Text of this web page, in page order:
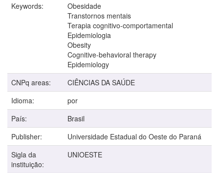
Keywords:
Obesidade
Transtornos mentais
Terapia cognitivo-comportamental
Epidemiologia
Obesity
Cognitive-behavioral therapy
Epidemiology
CNPq areas:
CIÊNCIAS DA SAÚDE
Idioma:
por
País:
Brasil
Publisher:
Universidade Estadual do Oeste do Paraná
Sigla da
instituição:
UNIOESTE